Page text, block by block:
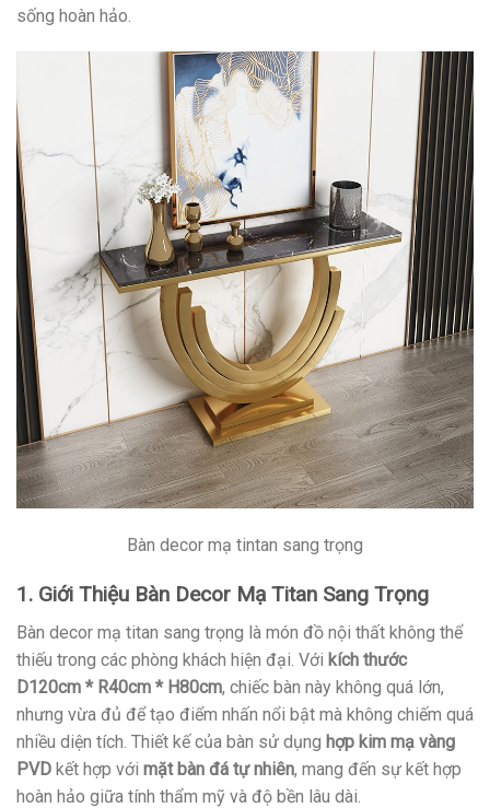
sống hoàn hảo.
Bàn decor mạ tintan sang trọng
1. Giới Thiệu Bàn Decor Mạ Titan Sang Trọng
Bàn decor mạ titan sang trọng là món đồ nội thất không thể
thiếu trong các phòng khách hiện đại. Với kích thước
D120cm * R40cm * H80cm, chiếc bàn này không quá lớn,
nhưng vừa đủ để tạo điểm nhấn nổi bật mà không chiếm quá
nhiều diện tích. Thiết kế của bàn sử dụng hợp kim mạ vàng
PVD kết hợp với mặt bàn đá tự nhiên, mang đến sự kết hợp
hoàn hảo giữa tính thẩm mỹ và độ bền lâu dài.